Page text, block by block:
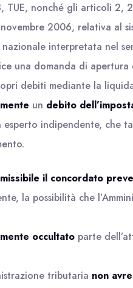
TUE, nonché gli articoli 2,
2006, relativa al
interpretata nel
una domanda di
debiti mediante la
un debito
esperto indipendente, che
il concordato
la possibilità che
occultato parte
tributaria non